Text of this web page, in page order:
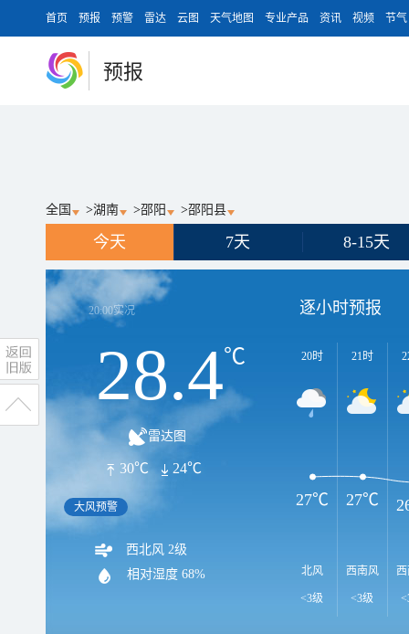
首页 预报 预警 雷达 云图 天气地图 专业产品 资讯 视频 节气
预报
全国 >湖南 >邵阳 >邵阳县
今天 7天 8-15天
20:00实况
28.4℃
雷达图
30℃ 24℃
大风预警
西北风 2级
相对湿度 68%
逐小时预报
20时
北风
<3级
21时
西南风
<3级
27℃ 27℃